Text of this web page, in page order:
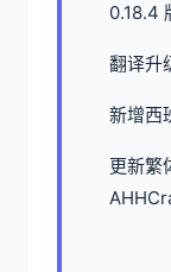
0.18.4
翻译升
新增西
更新繁